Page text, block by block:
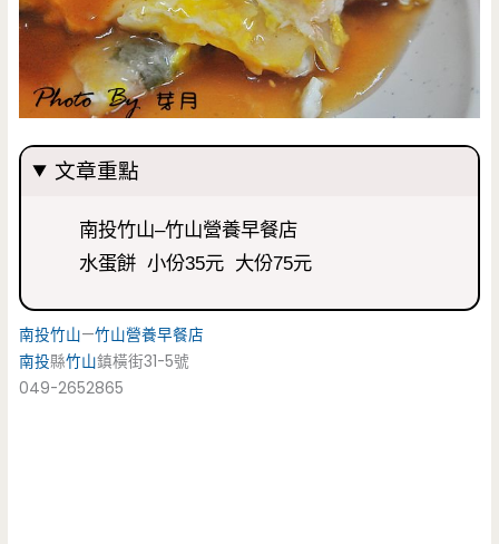
文章重點
南投竹山–竹山營養早餐店
水蛋餅 小份35元 大份75元
南投竹山—竹山營養早餐店
南投縣竹山鎮橫街31-5號
049-2652865